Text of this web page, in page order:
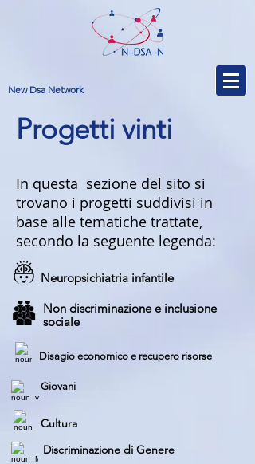
New Dsa Network
Progetti vinti
In questa sezione del sito si
trovano i progetti suddivisi in
base alle tematiche trattate,
secondo la seguente legenda:
Neuropsichiatria infantile
Non discriminazione e inclusione
sociale
Disagio economico e recupero risorse
Giovani
Cultura
Discriminazione di Genere